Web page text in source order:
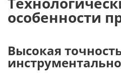
особенности
Высокая